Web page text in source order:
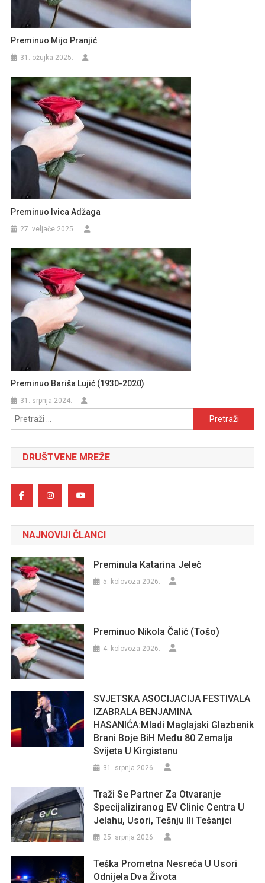
Preminuo Mijo Pranjić
31. ožujka 2025.
Preminuo Ivica Adžaga
27. veljače 2025.
Preminuo Bariša Lujić (1930-2020)
31. srpnja 2024.
Pretraži:
DRUŠTVENE MREŽE
NAJNOVIJI ČLANCI
Preminula Katarina Jeleč
5. kolovoza 2026.
Preminuo Nikola Čalić (Tošo)
4. kolovoza 2026.
SVJETSKA ASOCIJACIJA FESTIVALA
IZABRALA BENJAMINA
HASANIĆA:Mladi Maglajski Glazbenik
Brani Boje BiH Među 80 Zemalja
Svijeta U Kirgistanu
31. srpnja 2026.
Traži Se Partner Za Otvaranje
Specijaliziranog EV Clinic Centra U
Jelahu, Usori, Tešnju Ili Tešanjci
25. srpnja 2026.
Teška Prometna Nesreća U Usori
Odnijela Dva Života